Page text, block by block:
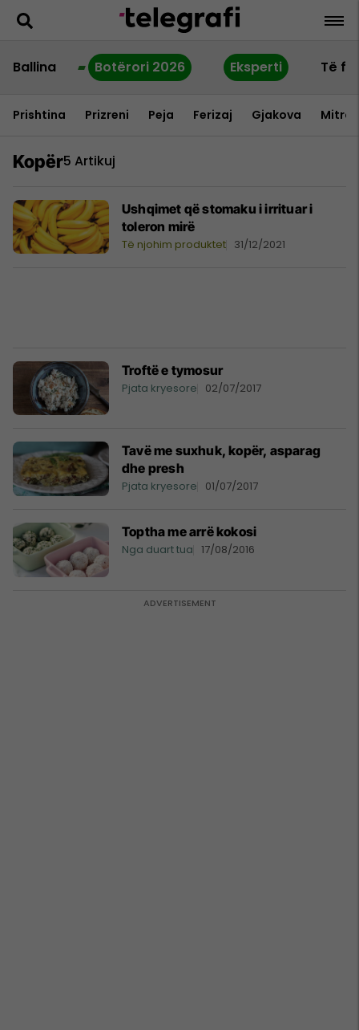
Ballina Botërori 2026 Eksperti Të
Prishtina Prizreni Peja Ferizaj Gjakova
Kopër5 Artikuj
Ushqimet që stomaku i irrituar i
toleron mirë
Të njohim produktet 31/12/2021
Troftë e tymosur
Pjata kryesore 02/07/2017
Tavë me suxhuk, kopër, asparag
dhe presh
Pjata kryesore 01/07/2017
Toptha me arrë kokosi
Nga duart tua 17/08/2016